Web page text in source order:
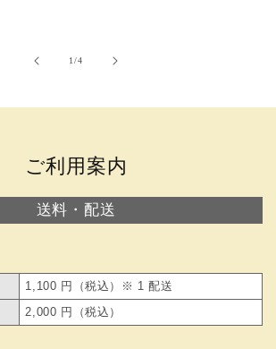
1/の
4
ご利用案内
送料・配送
1,100 円（税込）※ 1 配送
2,000 円（税込）